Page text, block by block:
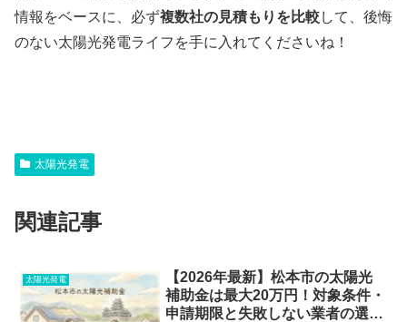
情報をベースに、必ず複数社の見積もりを比較して、後悔
のない太陽光発電ライフを手に入れてくださいね！
太陽光発電
関連記事
太陽光発電
【2026年最新】松本市の太陽光
補助金は最大20万円！対象条件・
申請期限と失敗しない業者の選び